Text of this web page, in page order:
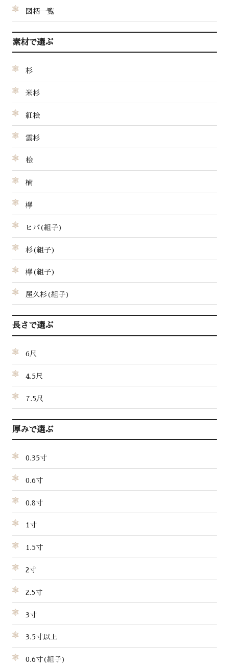
図柄一覧
素材で選ぶ
杉
米杉
紅桧
雲杉
桧
楠
欅
ヒバ(組子)
杉(組子)
欅(組子)
屋久杉(組子)
長さで選ぶ
6尺
4.5尺
7.5尺
厚みで選ぶ
0.35寸
0.6寸
0.8寸
1寸
1.5寸
2寸
2.5寸
3寸
3.5寸以上
0.6寸(組子)